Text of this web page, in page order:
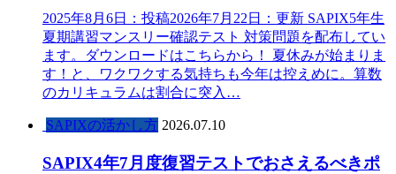
2025年8月6日：投稿2026年7月22日：更新 SAPIX5年生
夏期講習マンスリー確認テスト 対策問題を配布してい
ます。ダウンロードはこちらから！ 夏休みが始まりま
す！と、ワクワクする気持ちも今年は控えめに。算数
のカリキュラムは割合に突入…
SAPIXの活かし方 2026.07.10
SAPIX4年7月度復習テストでおさえるべきポ